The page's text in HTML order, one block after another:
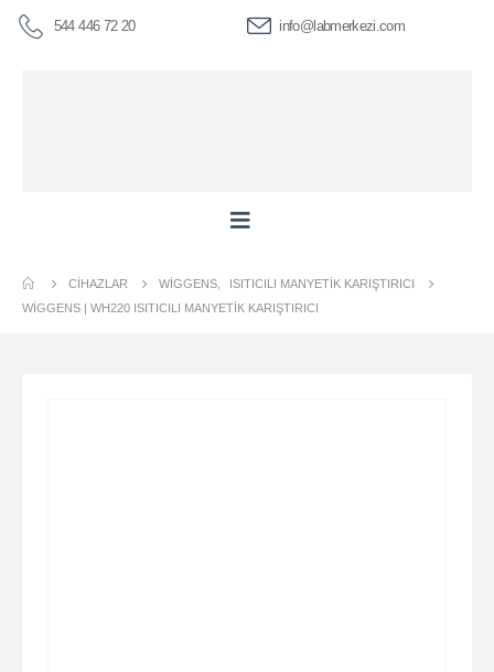
544 446 72 20 info@labmerkezi.com
CIHAZLAR WIGGENS
ISITICILI MANYETIK KARIŞTIRICI
WİGGENS | WH220 ISITICILI MANYETIK KARIŞTIRICI